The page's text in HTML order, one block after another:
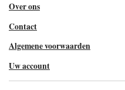
Over ons
Contact
Algemene voorwaarden
Uw account